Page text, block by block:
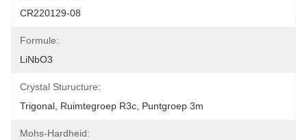
CR220129-08
Formule:
LiNbO3
Crystal Sturucture:
Trigonal, Ruimtegroep R3c, Puntgroep 3m
Mohs-Hardheid: